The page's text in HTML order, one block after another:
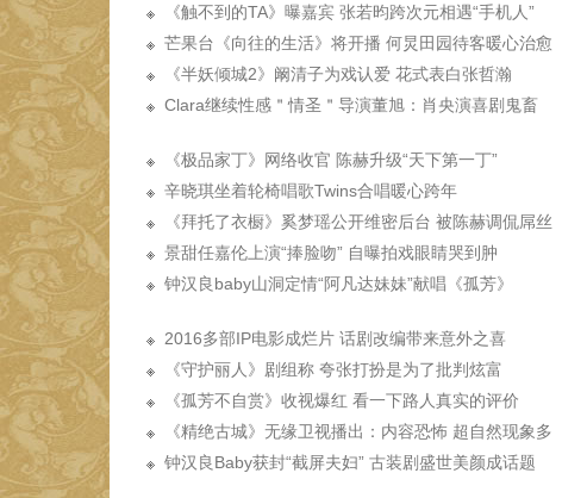
《触不到的TA》曝嘉宾 张若昀跨次元相遇“手机人”
芒果台《向往的生活》将开播 何炅田园待客暖心治愈
《半妖倾城2》阚清子为戏认爱 花式表白张哲瀚
Clara继续性感＂情圣＂导演董旭：肖央演喜剧鬼畜
《极品家丁》网络收官 陈赫升级“天下第一丁”
辛晓琪坐着轮椅唱歌Twins合唱暖心跨年
《拜托了衣橱》奚梦瑶公开维密后台 被陈赫调侃屌丝
景甜任嘉伦上演“捧脸吻” 自曝拍戏眼睛哭到肿
钟汉良baby山洞定情“阿凡达妹妹”献唱《孤芳》
2016多部IP电影成烂片 话剧改编带来意外之喜
《守护丽人》剧组称 夸张打扮是为了批判炫富
《孤芳不自赏》收视爆红 看一下路人真实的评价
《精绝古城》无缘卫视播出：内容恐怖 超自然现象多
钟汉良Baby获封“截屏夫妇” 古装剧盛世美颜成话题